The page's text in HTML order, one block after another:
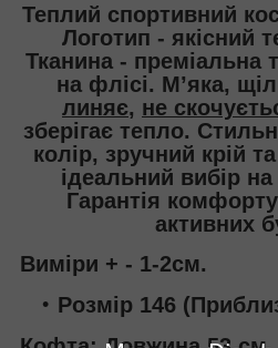
Теплий спортивний
Логотип - якісний
Тканина - преміальна
на флісі. М’яка,
линяє, не
зберігає тепло.
колір, зручний крій
ідеальний вибір
Гарантія
активних
Виміри + - 1-2см.
Розмір 146